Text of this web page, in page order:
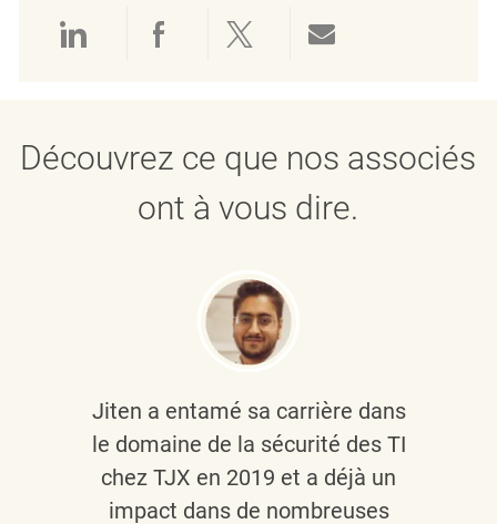
Partager via LinkedIn
Partager via Facebook
Partager via twitter
Découvrez ce que nos associés
ont à vous dire.
Jiten a entamé sa carrière dans
le domaine de la sécurité des TI
chez TJX en 2019 et a déjà un
impact dans de nombreuses